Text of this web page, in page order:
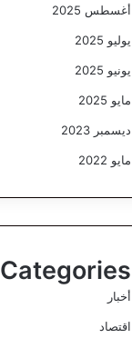
أغسطس 2025
يوليو 2025
يونيو 2025
مايو 2025
ديسمبر 2023
مايو 2022
Categories
أخبار
اقتصاد